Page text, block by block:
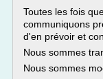
Toutes les fois
communiquons
d'en prévoir et
Nous sommes
Nous sommes